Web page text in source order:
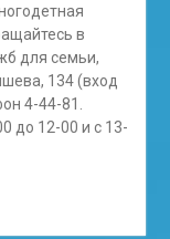
в
для семьи,
134 (вход
4-44-81.
до 12-00 и с 13-